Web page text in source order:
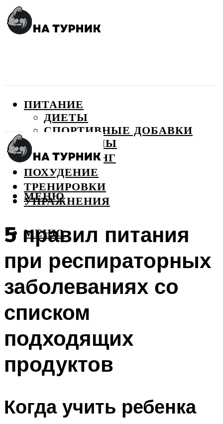
ПИТАНИЕ
ДИЕТЫ
СПОРТИВНЫЕ ДОБАВКИ
ВИТАМИНЫ
БОДИБИЛДИНГ
ПОХУДЕНИЕ
ТРЕНИРОВКИ
УПРАЖНЕНИЯ
МЕНЮ
МЕНЮ
5 правил питания
при респираторных
заболеваниях со
списком
подходящих
продуктов
Когда учить ребенка